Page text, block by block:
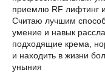
приемлю RF лифтинг
Считаю лучшим
умение и навык
подходящие крема,
и находить в жизни
уныния